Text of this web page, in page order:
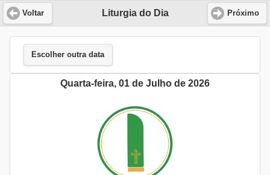
Liturgia do Dia
Voltar Próximo
Escolher outra data
Quarta-feira, 01 de Julho de 2026